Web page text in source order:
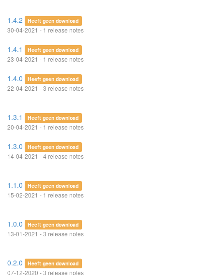
1.4.2 Heeft geen download
30-04-2021 - 1 release notes
1.4.1 Heeft geen download
23-04-2021 - 1 release notes
1.4.0 Heeft geen download
22-04-2021 - 3 release notes
1.3.1 Heeft geen download
20-04-2021 - 1 release notes
1.3.0 Heeft geen download
14-04-2021 - 4 release notes
1.1.0 Heeft geen download
15-02-2021 - 1 release notes
1.0.0 Heeft geen download
13-01-2021 - 3 release notes
0.2.0 Heeft geen download
07-12-2020 - 3 release notes